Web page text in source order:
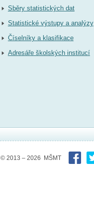
Sběry statistických dat
Statistické výstupy a analýzy
Číselníky a klasifikace
Adresáře školských institucí
© 2013 – 2026 MŠMT